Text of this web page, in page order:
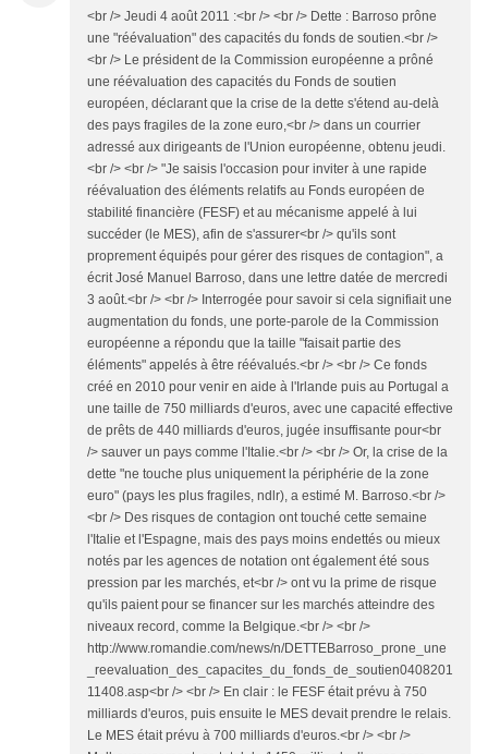
<br /> Jeudi 4 août 2011 :<br /> <br /> Dette : Barroso prône
une "réévaluation" des capacités du fonds de soutien.<br />
<br /> Le président de la Commission européenne a prôné
une réévaluation des capacités du Fonds de soutien
européen, déclarant que la crise de la dette s'étend au-delà
des pays fragiles de la zone euro,<br /> dans un courrier
adressé aux dirigeants de l'Union européenne, obtenu jeudi.
<br /> <br /> "Je saisis l'occasion pour inviter à une rapide
réévaluation des éléments relatifs au Fonds européen de
stabilité financière (FESF) et au mécanisme appelé à lui
succéder (le MES), afin de s'assurer<br /> qu'ils sont
proprement équipés pour gérer des risques de contagion", a
écrit José Manuel Barroso, dans une lettre datée de mercredi
3 août.<br /> <br /> Interrogée pour savoir si cela signifiait une
augmentation du fonds, une porte-parole de la Commission
européenne a répondu que la taille "faisait partie des
éléments" appelés à être réévalués.<br /> <br /> Ce fonds
créé en 2010 pour venir en aide à l'Irlande puis au Portugal a
une taille de 750 milliards d'euros, avec une capacité effective
de prêts de 440 milliards d'euros, jugée insuffisante pour<br
/> sauver un pays comme l'Italie.<br /> <br /> Or, la crise de la
dette "ne touche plus uniquement la périphérie de la zone
euro" (pays les plus fragiles, ndlr), a estimé M. Barroso.<br />
<br /> Des risques de contagion ont touché cette semaine
l'Italie et l'Espagne, mais des pays moins endettés ou mieux
notés par les agences de notation ont également été sous
pression par les marchés, et<br /> ont vu la prime de risque
qu'ils paient pour se financer sur les marchés atteindre des
niveaux record, comme la Belgique.<br /> <br />
http://www.romandie.com/news/n/DETTEBarroso_prone_une
_reevaluation_des_capacites_du_fonds_de_soutien0408201
11408.asp<br /> <br /> En clair : le FESF était prévu à 750
milliards d'euros, puis ensuite le MES devait prendre le relais.
Le MES était prévu à 700 milliards d'euros.<br /> <br />